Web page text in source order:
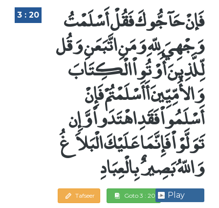
3 : 20 فَإنْ حَآجُّوكَ فَقُلْ أَسْلَمْتُ
وَجْهِيَ لِلّهِ وَمَنِ اتَّبَعَنِ وَقُل
لِّلَّذِينَ أُوْتُواْ الْكِتَابَ
وَالأُمِّيِّينَ أَأَسْلَمْتُمْ فَإِنْ
أَسْلَمُواْ فَقَدِ اهْتَدَواْ وَّإِن
تَوَلَّوْاْ فَإِنَّمَا عَلَيْكَ الْبَلاَغُ
وَاللّهُ بَصِيرٌ بِالْعِبَادِ
Tafseer Goto 3 : 20 Play